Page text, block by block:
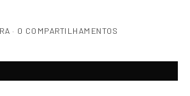
0 COMPARTILHAMENTOS